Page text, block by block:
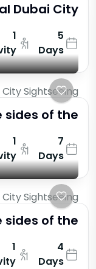
Dubai City
5
Days
1
City Sightseeing
sides of the
7
Days
1
City Sightseeing
sides of the
4
Days
1